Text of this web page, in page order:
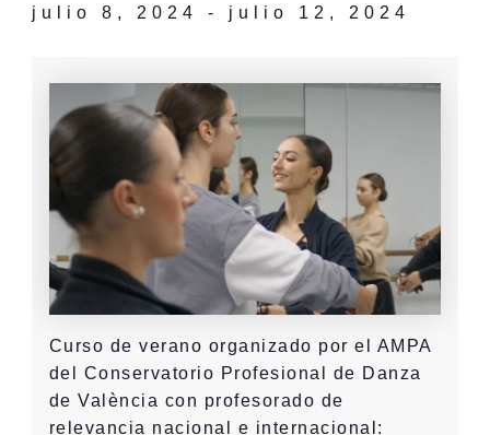
julio 8, 2024 - julio 12, 2024
Curso de verano organizado por el AMPA
del Conservatorio Profesional de Danza
de València con profesorado de
relevancia nacional e internacional: